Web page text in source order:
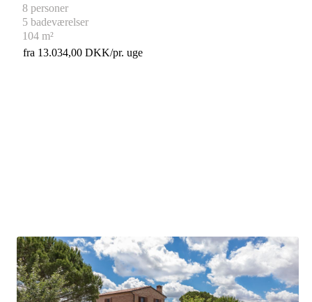
8 personer
5 badeværelser
104 m²
fra 13.034,00 DKK/pr. uge